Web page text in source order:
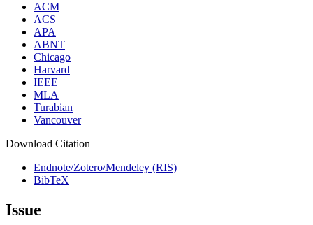
ACM
ACS
APA
ABNT
Chicago
Harvard
IEEE
MLA
Turabian
Vancouver
Download Citation
Endnote/Zotero/Mendeley (RIS)
BibTeX
Issue